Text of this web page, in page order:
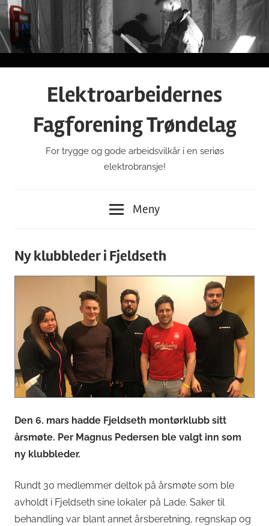
Gå
innhold
Elektroarbeidernes
Fagforening Trøndelag
For trygge og gode arbeidsvilkår i en seriøs
elektrobransje!
Meny
Ny klubbleder i Fjeldseth
Den 6. mars hadde Fjeldseth montørklubb sitt
årsmøte. Per Magnus Pedersen ble valgt inn som
ny klubbleder.
Rundt 30 medlemmer deltok på årsmøte som ble
avholdt i Fjeldseth sine lokaler på Lade. Saker til
behandling var blant annet årsberetning, regnskap og